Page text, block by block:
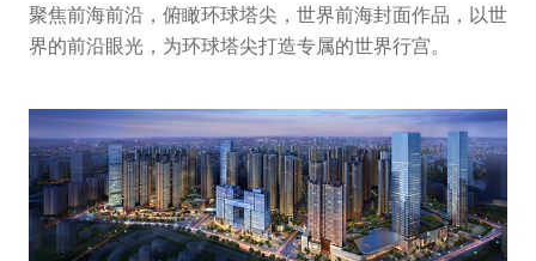
聚焦前海前沿，俯瞰环球塔尖，世界前海封面作品，以世
界的前沿眼光，为环球塔尖打造专属的世界行宫。